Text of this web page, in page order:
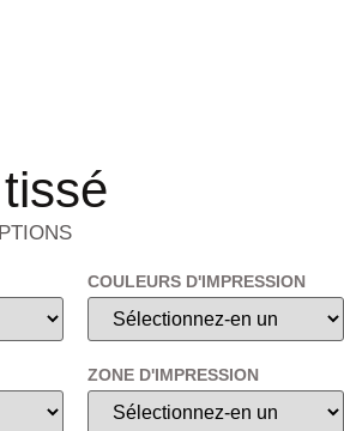
COULEURS D'IMPRESSION
ZONE D'IMPRESSION